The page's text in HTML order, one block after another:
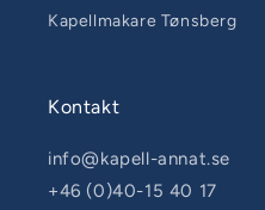
Kapellmakare Tønsberg
Kontakt
info@kapell-annat.se
+46 (0)40-15 40 17